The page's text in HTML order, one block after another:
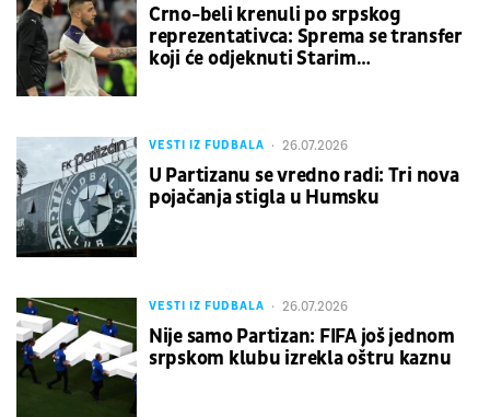
Crno-beli krenuli po srpskog
reprezentativca: Sprema se transfer
koji će odjeknuti Starim
VESTI IZ FUDBALA 26.07.2026
U Partizanu se vredno radi: Tri nova
pojačanja stigla u Humsku
VESTI IZ FUDBALA 26.07.2026
Nije samo Partizan: FIFA još jednom
srpskom klubu izrekla oštru kaznu